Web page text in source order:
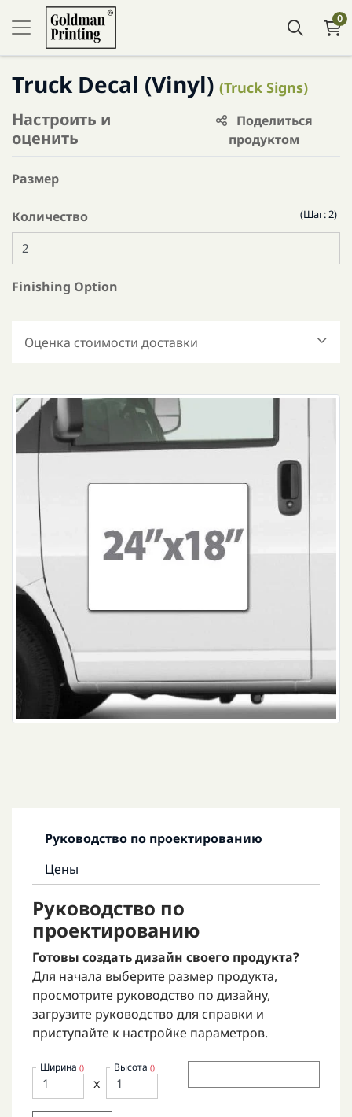
0
Truck Decal (Vinyl) (Truck Signs)
Настроить и
оценить
Поделиться
продуктом
Размер
(Шаг: 2)
Количество
Finishing Option
Оценка стоимости доставки
Руководство по проектированию
Цены
Руководство по
проектированию
Готовы создать дизайн своего продукта?
Для начала выберите размер продукта,
просмотрите руководство по дизайну,
загрузите руководство для справки и
приступайте к настройке параметров.
Ширина ()
x
Высота ()